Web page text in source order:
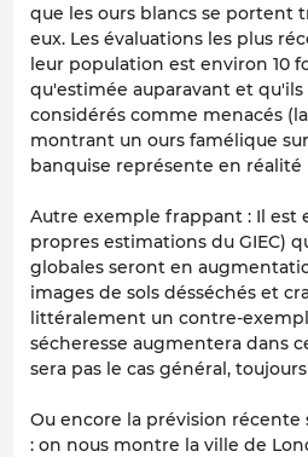
que les ours blancs se portent
eux. Les évaluations les plus
leur population est environ 10
qu'estimée auparavant et
considérés comme menacés
montrant un ours famélique
banquise représente en réalité
Autre exemple frappant : Il est
propres estimations du GIEC)
globales seront en
images de sols désséchés et
littéralement un contre-
sécheresse augmentera dans
sera pas le cas général,
Ou encore la prévision récente
: on nous montre la ville de